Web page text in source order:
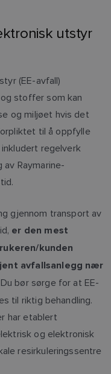
utstyr
(EE-avfall)
stoffer som kan
og miljøet hvis det
til å oppfylle
regelverk
Raymarine-
gjennom transport av
er den mest
kunden
avfallsanlegg nær
Du bør sørge for at EE-
til riktig behandling.
har etablert
og elektronisk
resirkuleringssentre